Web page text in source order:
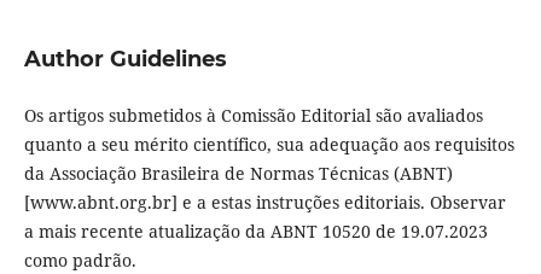
Author Guidelines
Os artigos submetidos à Comissão Editorial são avaliados
quanto a seu mérito científico, sua adequação aos requisitos
da Associação Brasileira de Normas Técnicas (ABNT)
[www.abnt.org.br] e a estas instruções editoriais. Observar
a mais recente atualização da ABNT 10520 de 19.07.2023
como padrão.